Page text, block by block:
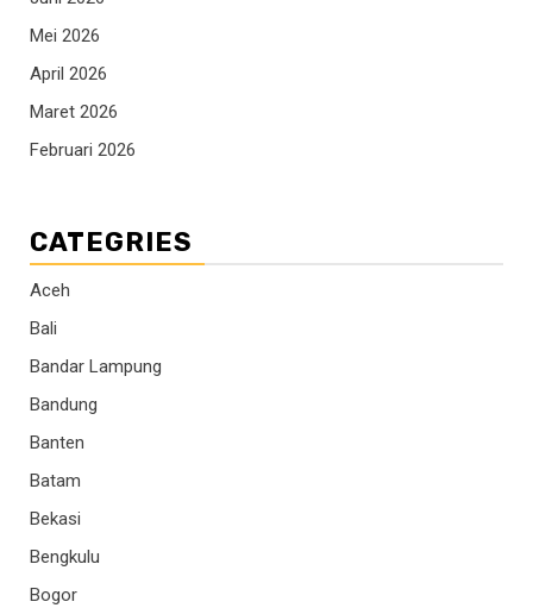
Mei 2026
April 2026
Maret 2026
Februari 2026
CATEGRIES
Aceh
Bali
Bandar Lampung
Bandung
Banten
Batam
Bekasi
Bengkulu
Bogor